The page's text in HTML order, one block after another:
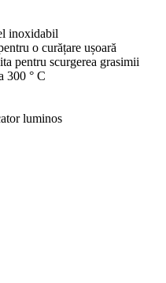
inoxidabil
o curățare ușoară
pentru scurgerea grasimii
300 ° C
luminos